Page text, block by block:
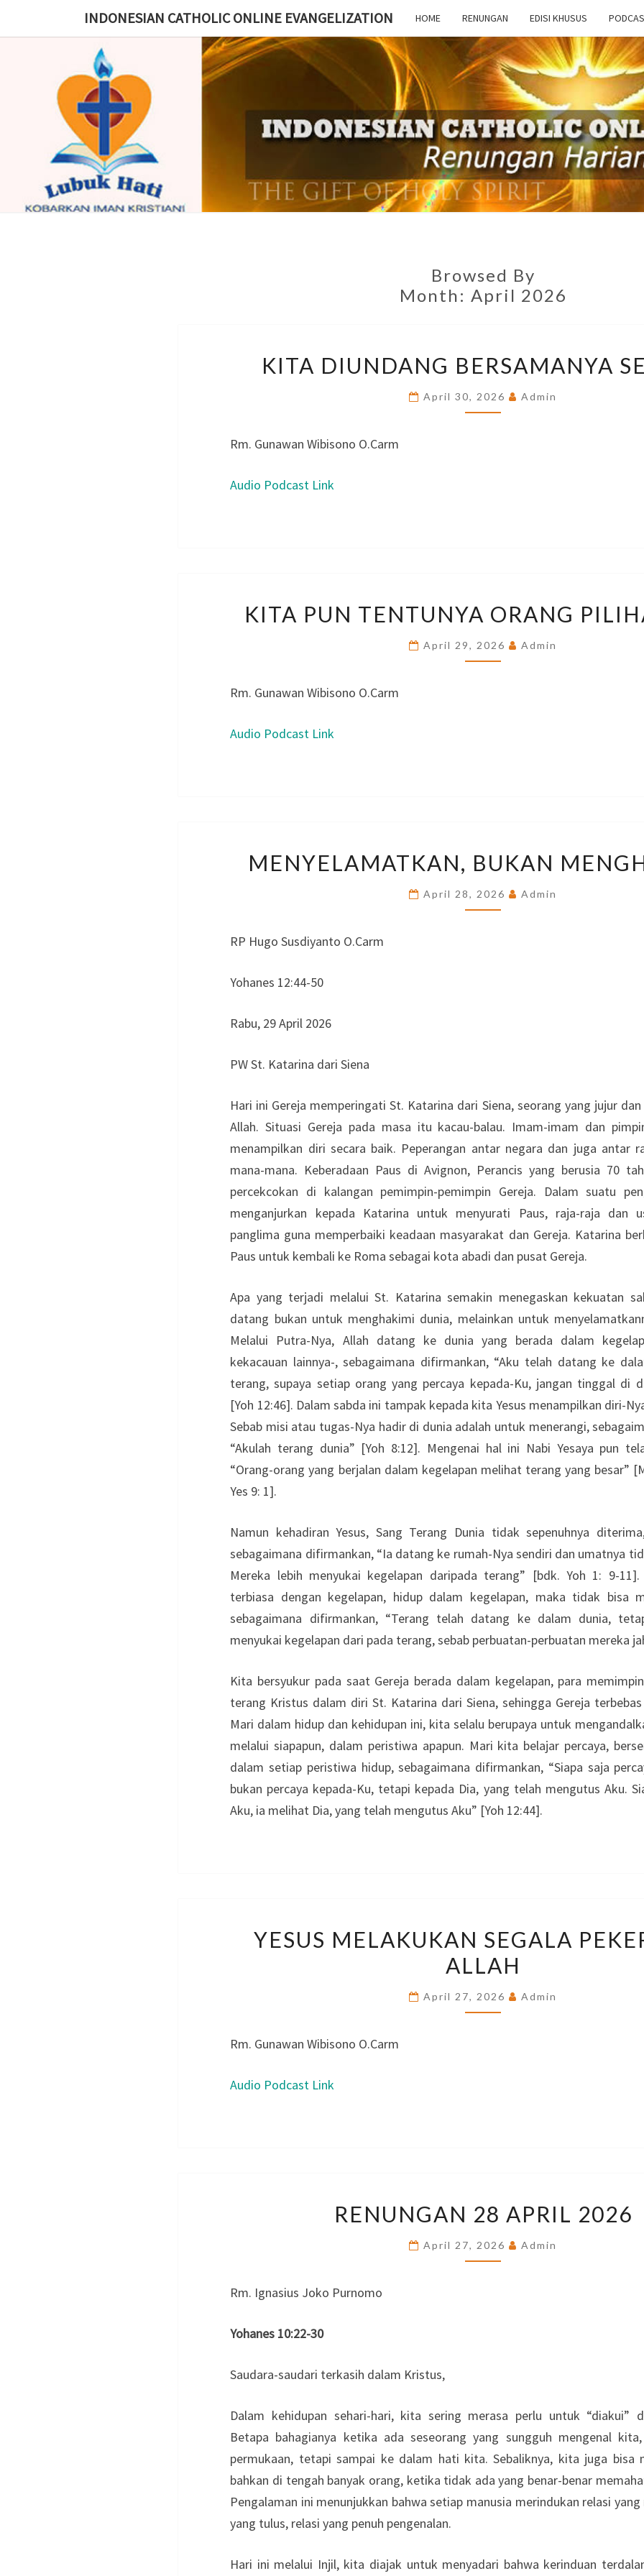
INDONESIAN CATHOLIC ONLINE EVANGELIZATION HOME RENUNGAN EDISI KHUSUS
Browsed By
Month: April 2026
DIUNDANG
BERSAMANYA
SELALU
KITA DIUNDANG BERSAMANYA
April 30, 2026 Admin
Rm. Gunawan Wibisono O.Carm
Audio Podcast Link
PUN
TENTUNYA
ORANG
KITA PUN TENTUNYA ORANG
April 29, 2026 Admin
Rm. Gunawan Wibisono O.Carm
Audio Podcast Link
BUKAN
MENGHAKIMI
MENYELAMATKAN, BUKAN
April 28, 2026 Admin
RP Hugo Susdiyanto O.Carm
Yohanes 12:44-50
Rabu, 29 April 2026
PW St. Katarina dari Siena
Hari ini Gereja memperingati St. Katarina dari Siena, seorang yang jujur
Allah. Situasi Gereja pada masa itu kacau-balau. Imam-imam dan
menampilkan diri secara baik. Peperangan antar negara dan juga antar
mana-mana. Keberadaan Paus di Avignon, Perancis yang berusia 70
percekcokan di kalangan pemimpin-pemimpin Gereja. Dalam suatu
menganjurkan kepada Katarina untuk menyurati Paus, raja-raja dan
panglima guna memperbaiki keadaan masyarakat dan Gereja. Katarina
Paus untuk kembali ke Roma sebagai kota abadi dan pusat Gereja.
Apa yang terjadi melalui St. Katarina semakin menegaskan kekuatan
datang bukan untuk menghakimi dunia, melainkan untuk
Melalui Putra-Nya, Allah datang ke dunia yang berada dalam
kekacauan lainnya-, sebagaimana difirmankan, “Aku telah datang ke
terang, supaya setiap orang yang percaya kepada-Ku, jangan tinggal di
[Yoh 12:46]. Dalam sabda ini tampak kepada kita Yesus menampilkan diri-
Sebab misi atau tugas-Nya hadir di dunia adalah untuk menerangi,
“Akulah terang dunia” [Yoh 8:12]. Mengenai hal ini Nabi Yesaya pun
“Orang-orang yang berjalan dalam kegelapan melihat terang yang besar”
Yes 9: 1].
Namun kehadiran Yesus, Sang Terang Dunia tidak sepenuhnya
sebagaimana difirmankan, “Ia datang ke rumah-Nya sendiri dan umatnya
Mereka lebih menyukai kegelapan daripada terang” [bdk. Yoh 1: 9-
terbiasa dengan kegelapan, hidup dalam kegelapan, maka tidak bisa
sebagaimana difirmankan, “Terang telah datang ke dalam dunia,
menyukai kegelapan dari pada terang, sebab perbuatan-perbuatan mereka
Kita bersyukur pada saat Gereja berada dalam kegelapan, para
terang Kristus dalam diri St. Katarina dari Siena, sehingga Gereja
Mari dalam hidup dan kehidupan ini, kita selalu berupaya untuk
melalui siapapun, dalam peristiwa apapun. Mari kita belajar percaya,
dalam setiap peristiwa hidup, sebagaimana difirmankan, “Siapa saja
bukan percaya kepada-Ku, tetapi kepada Dia, yang telah mengutus Aku.
Aku, ia melihat Dia, yang telah mengutus Aku” [Yoh 12:44].
MELAKUKAN
SEGALA
ALLAH
YESUS MELAKUKAN SEGALA
ALLAH
April 27, 2026 Admin
Rm. Gunawan Wibisono O.Carm
Audio Podcast Link
28
APRIL
2026
RENUNGAN 28 APRIL 2026
April 27, 2026 Admin
Rm. Ignasius Joko Purnomo
Yohanes 10:22-30
Saudara-saudari terkasih dalam Kristus,
Dalam kehidupan sehari-hari, kita sering merasa perlu untuk “diakui”
Betapa bahagianya ketika ada seseorang yang sungguh mengenal
permukaan, tetapi sampai ke dalam hati kita. Sebaliknya, kita juga bisa
bahkan di tengah banyak orang, ketika tidak ada yang benar-benar
Pengalaman ini menunjukkan bahwa setiap manusia merindukan relasi
yang tulus, relasi yang penuh pengenalan.
Hari ini melalui Injil, kita diajak untuk menyadari bahwa kerinduan